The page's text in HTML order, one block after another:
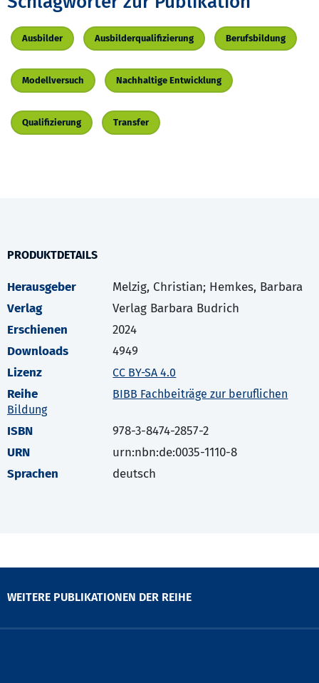
Ausbilder Ausbilderqualifizierung Berufsbildung
Modellversuch Nachhaltige Entwicklung
Qualifizierung Transfer
PRODUKTDETAILS
Herausgeber
Melzig, Christian; Hemkes, Barbara
Verlag
Verlag Barbara Budrich
Erschienen
2024
Downloads
4949
Lizenz
CC BY-SA 4.0
Reihe
BIBB Fachbeiträge zur beruflichen
Bildung
ISBN
978-3-8474-2857-2
URN
urn:nbn:de:0035-1110-8
Sprachen
deutsch
WEITERE PUBLIKATIONEN DER REIHE